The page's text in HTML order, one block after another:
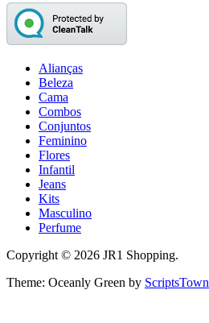
Alianças
Beleza
Cama
Combos
Conjuntos
Feminino
Flores
Infantil
Jeans
Kits
Masculino
Perfume
Copyright © 2026 JR1 Shopping.
Theme: Oceanly Green by ScriptsTown